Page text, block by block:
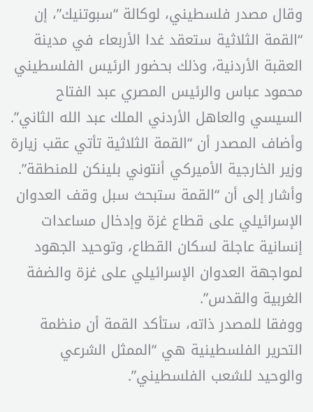
وقال مصدر فلسطيني، لوكالة “سبوتنيك”، إن
“القمة الثلاثية ستعقد غدا الأربعاء في مدينة
العقبة الأردنية، وذلك بحضور الرئيس الفلسطيني
محمود عباس والرئيس المصري عبد الفتاح
السيسي والعاهل الأردني الملك عبد الله الثاني”.
وأضاف المصدر أن “القمة الثلاثية تأتي عقب زيارة
وزير الخارجية الأميركي أنتوني بلينكن للمنطقة”.
وأشار إلى أن “القمة ستبحث سبل وقف العدوان
الإسرائيلي على قطاع غزة وإدخال مساعدات
إنسانية عاجلة لسكان القطاع، وتوحيد الجهود
لمواجهة العدوان الإسرائيلي على غزة والضفة
الغربية والقدس”.
ووفقا للمصدر ذاته، ستأكد القمة أن منظمة
التحرير الفلسطينية هي “الممثل الشرعي
والوحيد للشعب الفلسطيني”.